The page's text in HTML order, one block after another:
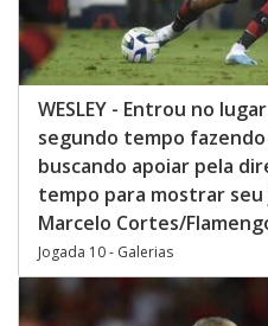
WESLEY - Entrou no
segundo tempo
buscando apoiar pela
tempo para mostrar seu
Marcelo Cortes/
Jogada 10 - Galerias